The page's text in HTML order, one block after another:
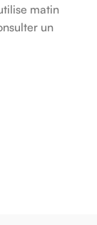
matin
un